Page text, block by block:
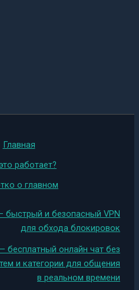
Главная
работает?
о главном
быстрый и безопасный VPN
для обхода блокировок
бесплатный онлайн чат без
и категории для общения
в реальном времени